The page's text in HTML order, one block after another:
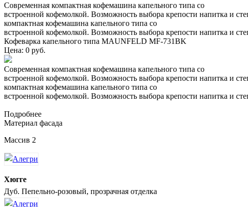
Современная компактная кофемашина капельного типа со
встроенной кофемолкой. Возможность выбора крепости напитка и
компактная кофемашина капельного типа со
встроенной кофемолкой. Возможность выбора крепости напитка и
Кофеварка капельного типа MAUNFELD MF-731BK
Цена: 0 руб.
Современная компактная кофемашина капельного типа со
встроенной кофемолкой. Возможность выбора крепости напитка и
компактная кофемашина капельного типа со
встроенной кофемолкой. Возможность выбора крепости напитка и
Подробнее
Материал фасада
Массив 2
Хюгге
Дуб. Пепельно-розовый, прозрачная отделка